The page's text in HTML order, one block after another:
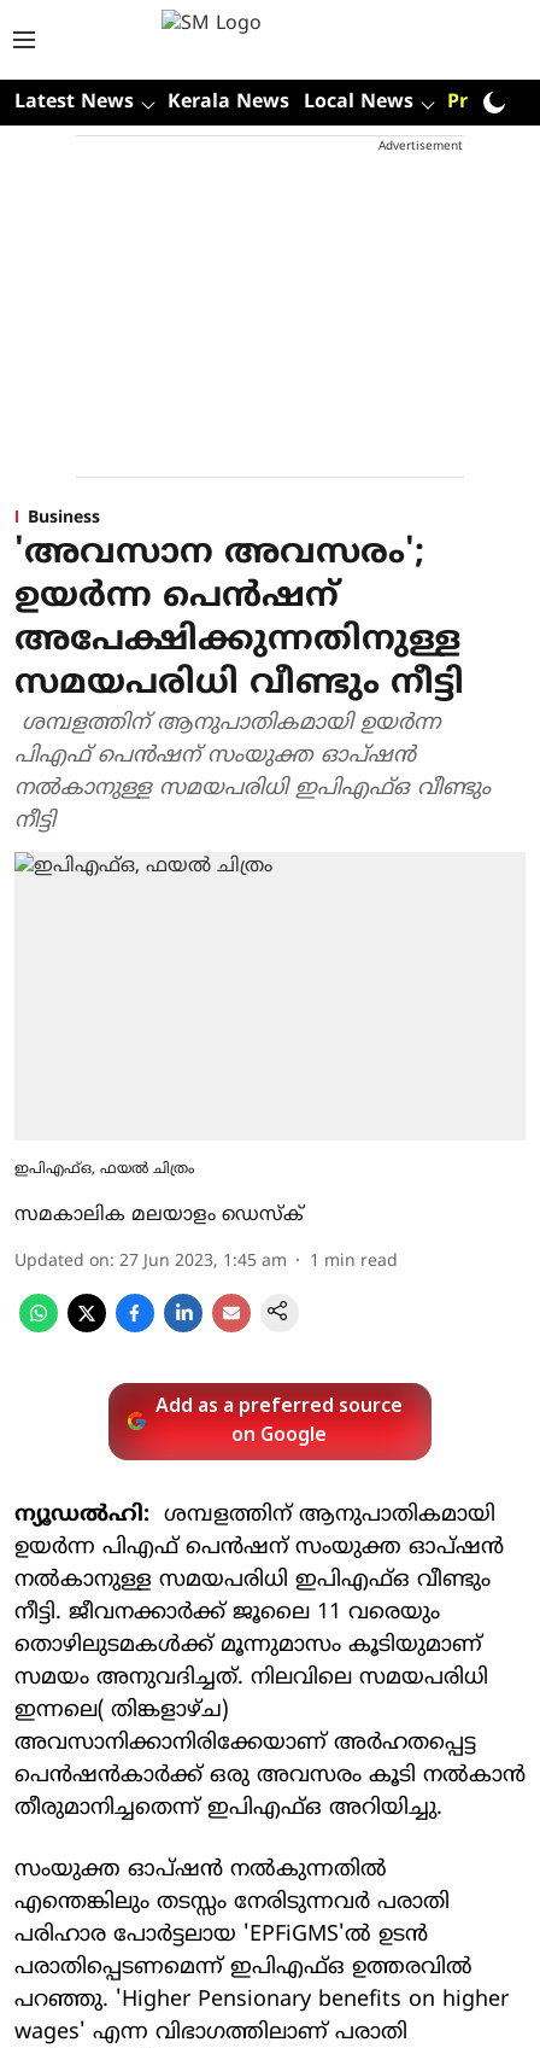
Latest News Kerala News Local News Premium
Advertisement
Business
'അവസാന അവസരം';
ഉയര്‍ന്ന പെന്‍ഷന്
അപേക്ഷിക്കുന്നതിനുള്ള
സമയപരിധി വീണ്ടും നീട്ടി
ശമ്പളത്തിന് ആനുപാതികമായി ഉയര്‍ന്ന
പിഎഫ് പെന്‍ഷന് സംയുക്ത ഓപ്ഷന്‍
നല്‍കാനുള്ള സമയപരിധി ഇപിഎഫ്ഒ വീണ്ടും
നീട്ടി
ഇപിഎഫ്ഒ, ഫയല്‍ ചിത്രം
സമകാലിക മലയാളം ഡെസ്ക്
Updated on: 27 Jun 2023, 1:45 am 1 min read
Add as a preferred source
on Google
ന്യൂഡല്‍ഹി: ശമ്പളത്തിന് ആനുപാതികമായി
ഉയര്‍ന്ന പിഎഫ് പെന്‍ഷന് സംയുക്ത ഓപ്ഷന്‍
നല്‍കാനുള്ള സമയപരിധി ഇപിഎഫ്ഒ വീണ്ടും
നീട്ടി. ജീവനക്കാര്‍ക്ക് ജൂലൈ 11 വരെയും
തൊഴിലുടമകള്‍ക്ക് മൂന്നുമാസം കൂടിയുമാണ്
സമയം അനുവദിച്ചത്. നിലവിലെ സമയപരിധി
ഇന്നലെ( തിങ്കളാഴ്ച)
അവസാനിക്കാനിരിക്കേയാണ് അര്‍ഹതപ്പെട്ട
പെന്‍ഷന്‍കാര്‍ക്ക് ഒരു അവസരം കൂടി നല്‍കാന്‍
തീരുമാനിച്ചതെന്ന് ഇപിഎഫ്ഒ അറിയിച്ചു.
സംയുക്ത ഓപ്ഷന്‍ നല്‍കുന്നതില്‍
എന്തെങ്കിലും തടസ്സം നേരിടുന്നവര്‍ പരാതി
പരിഹാര പോര്‍ട്ടലായ 'EPFiGMS'ല്‍ ഉടന്‍
പരാതിപ്പെടണമെന്ന് ഇപിഎഫ്ഒ ഉത്തരവില്‍
പറഞ്ഞു. 'Higher Pensionary benefits on higher
wages' എന്ന വിഭാഗത്തിലാണ് പരാതി